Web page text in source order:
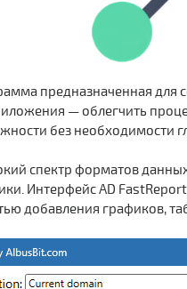
предназначенная для
— облегчить
без необходимости
спектр форматов
Интерфейс AD
добавления графиков,